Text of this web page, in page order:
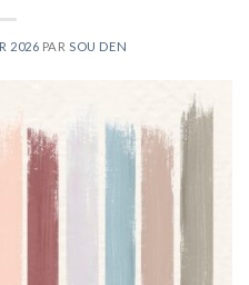
2026 PAR SOU DEN